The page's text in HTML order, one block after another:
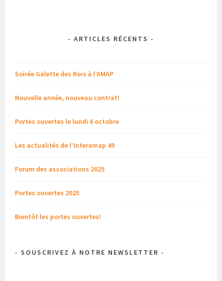
- ARTICLES RÉCENTS -
Soirée Galette des Rois à l’AMAP
Nouvelle année, nouveau contrat!
Portes ouvertes le lundi 6 octobre
Les actualités de l’Interamap 49
Forum des associations 2025
Portes ouvertes 2025
Bientôt les portes ouvertes!
- SOUSCRIVEZ À NOTRE NEWSLETTER -